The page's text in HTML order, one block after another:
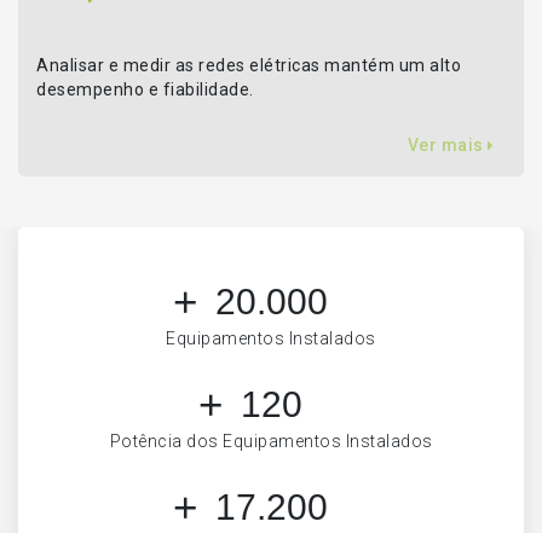
Analisar e medir as redes elétricas mantém um alto
desempenho e fiabilidade.
Ver mais
20.000
Equipamentos Instalados
120
Potência dos Equipamentos Instalados
17.200